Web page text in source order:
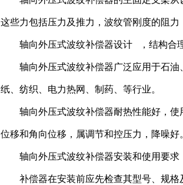
这些力包括压力及推力，波纹管刚度的阻力
轴向外压式波纹补偿器设计 ，结构合
轴向外压式波纹补偿器广泛应用于石
纸、纺织、电力热网、制药、等行业。
轴向外压式波纹补偿器耐热性能好，
位移和角向位移，属调节和控压力，降噪好
轴向外压式波纹补偿器安装和使用要求
补偿器在安装前应先检查其型号、规